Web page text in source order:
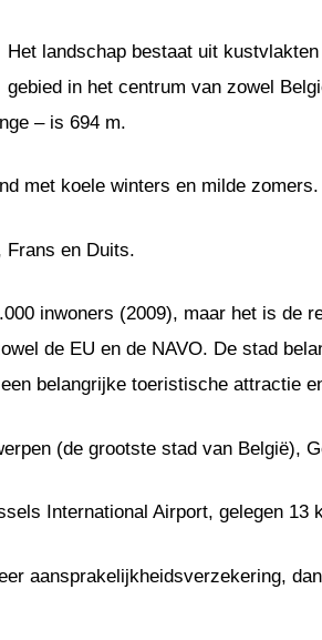
Het landschap bestaat uit
gebied in het centrum van zowel
– is 694 m.
met koele winters en milde
Frans en Duits.
inwoners (2009), maar het is de
de EU en de NAVO. De stad
belangrijke toeristische attractie
(de grootste stad van België),
International Airport, gelegen 13
aansprakelijkheidsverzekering,